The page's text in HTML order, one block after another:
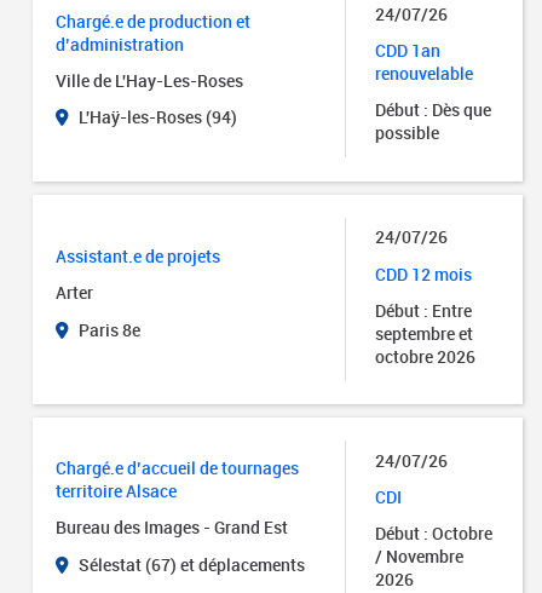
Chargé.e de production et
d’administration
Ville de L'Hay-Les-Roses
L'Haÿ-les-Roses (94)
24/07/26
CDD 1an
renouvelable
Début : Dès que
possible
Assistant.e de projets
Arter
Paris 8e
24/07/26
CDD 12 mois
Début : Entre
septembre et
octobre 2026
Chargé.e d’accueil de tournages
territoire Alsace
Bureau des Images - Grand Est
Sélestat (67) et déplacements
24/07/26
CDI
Début : Octobre
/ Novembre
2026